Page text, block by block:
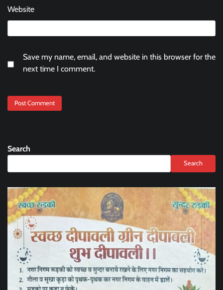
Website
Save my name, email, and website in this browser for the
next time I comment.
Search
Search